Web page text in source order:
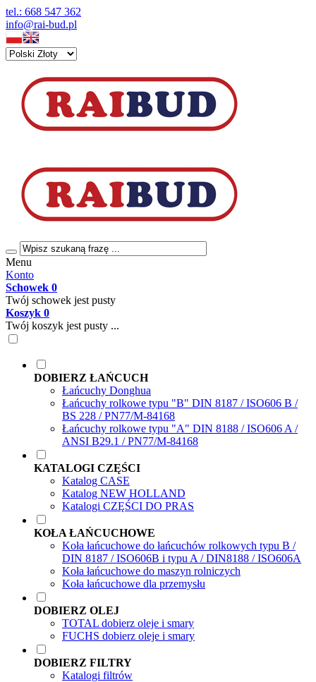
tel.: 668 547 362
info@rai-bud.pl
Menu
Konto
Schowek 0
Twój schowek jest pusty
Koszyk 0
Twój koszyk jest pusty ...
DOBIERZ ŁAŃCUCH
Łańcuchy Donghua
Łańcuchy rolkowe typu "B" DIN 8187 / ISO606 B /
BS 228 / PN77/M-84168
Łańcuchy rolkowe typu "A" DIN 8188 / ISO606 A /
ANSI B29.1 / PN77/M-84168
KATALOGI CZĘŚCI
Katalog CASE
Katalog NEW HOLLAND
Katalogi CZĘŚCI DO PRAS
KOŁA ŁAŃCUCHOWE
Koła łańcuchowe do łańcuchów rolkowych typu B /
DIN 8187 / ISO606B i typu A / DIN8188 / ISO606A
Koła łańcuchowe do maszyn rolniczych
Koła łańcuchowe dla przemysłu
DOBIERZ OLEJ
TOTAL dobierz oleje i smary
FUCHS dobierz oleje i smary
DOBIERZ FILTRY
Katalogi filtrów